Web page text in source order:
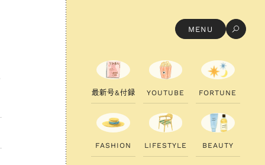
MENU
最新号&付録 YOUTU B E FORTU N E
FAS H ION LI FESTYLE B EAUTY